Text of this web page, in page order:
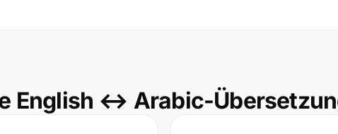
English ↔ Arabic-